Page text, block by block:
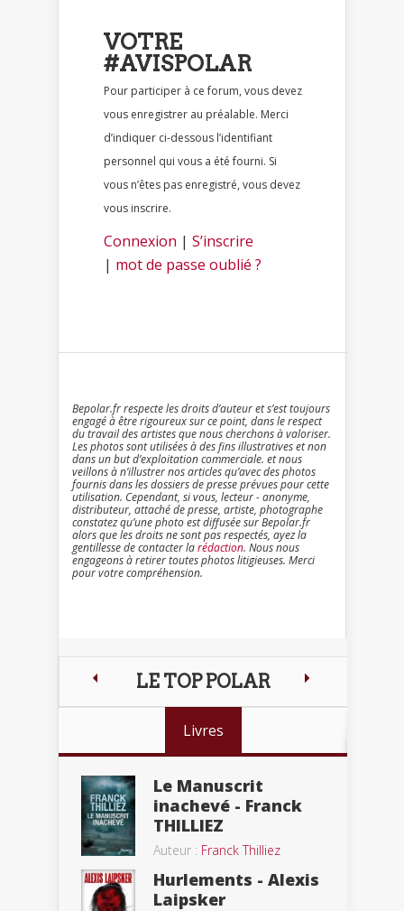
VOTRE
#AVISPOLAR
Pour participer à ce forum, vous devez
vous enregistrer au préalable. Merci
d’indiquer ci-dessous l’identifiant
personnel qui vous a été fourni. Si
vous n’êtes pas enregistré, vous devez
vous inscrire.
Connexion | S’inscrire
| mot de passe oublié ?
Bepolar.fr respecte les droits d’auteur et s’est toujours
engagé à être rigoureux sur ce point, dans le respect
du travail des artistes que nous cherchons à valoriser.
Les photos sont utilisées à des fins illustratives et non
dans un but d’exploitation commerciale. et nous
veillons à n’illustrer nos articles qu’avec des photos
fournis dans les dossiers de presse prévues pour cette
utilisation. Cependant, si vous, lecteur - anonyme,
distributeur, attaché de presse, artiste, photographe
constatez qu’une photo est diffusée sur Bepolar.fr
alors que les droits ne sont pas respectés, ayez la
gentillesse de contacter larédaction. Nous nous
engageons à retirer toutes photos litigieuses. Merci
pour votre compréhension.
LE TOP POLAR
Livres
Le Manuscrit
inachevé - Franck
THILLIEZ
Auteur : Franck Thilliez
Hurlements - Alexis
Laipsker